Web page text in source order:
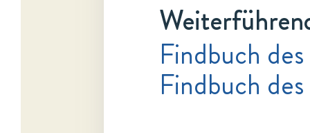
Findbuch
Findbuch